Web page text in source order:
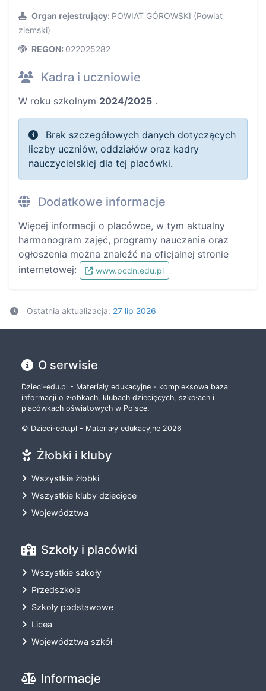
Organ rejestrujący: POWIAT GÓROWSKI (Powiat
ziemski)
REGON: 022025282
Kadra i uczniowie
W roku szkolnym 2024/2025 .
Brak szczegółowych danych dotyczących
liczby uczniów, oddziałów oraz kadry
nauczycielskiej dla tej placówki.
Dodatkowe informacje
Więcej informacji o placówce, w tym aktualny
harmonogram zajęć, programy nauczania oraz
ogłoszenia można znaleźć na oficjalnej stronie
internetowej:
www.pcdn.edu.pl
Ostatnia aktualizacja: 27 lip 2026
O serwisie
Dzieci-edu.pl - Materiały edukacyjne - kompleksowa baza
informacji o żłobkach, klubach dziecięcych, szkołach i
placówkach oświatowych w Polsce.
© Dzieci-edu.pl - Materiały edukacyjne 2026
Żłobki i kluby
Wszystkie żłobki
Wszystkie kluby dziecięce
Województwa
Szkoły i placówki
Wszystkie szkoły
Przedszkola
Szkoły podstawowe
Licea
Województwa szkół
Informacje